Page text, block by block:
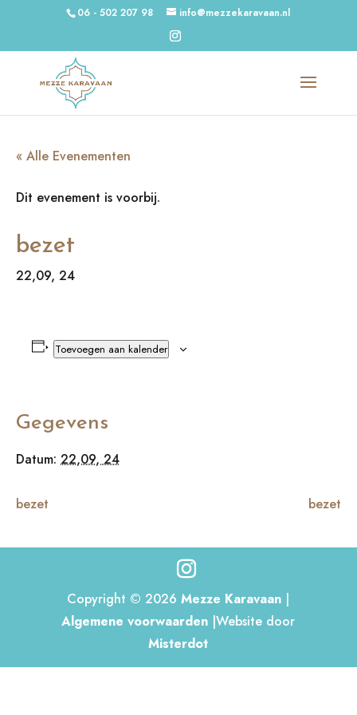
06 - 502 207 98 info@mezzekaravaan.nl
« Alle Evenementen
Dit evenement is voorbij.
bezet
22,09, 24
Toevoegen aan kalender
Gegevens
Datum: 22,09, 24
bezet bezet
Copyright © 2026Mezze Karavaan |
Algemene voorwaarden |Website door
Misterdot